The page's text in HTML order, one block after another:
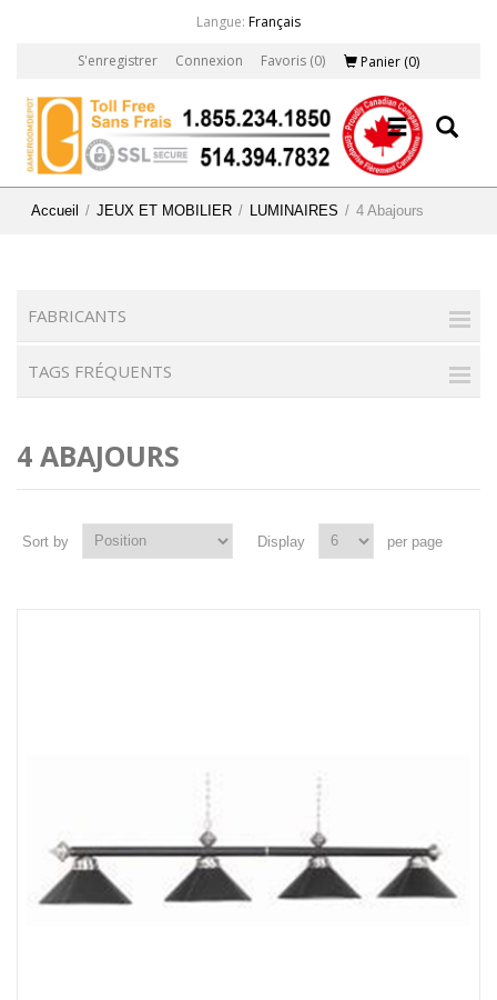
Langue: Français
S'enregistrer Connexion Favoris (0) Panier (0)
Accueil / JEUX ET MOBILIER / LUMINAIRES / 4 Abajours
FABRICANTS
TAGS FRÉQUENTS
4 ABAJOURS
Sort by Display per page